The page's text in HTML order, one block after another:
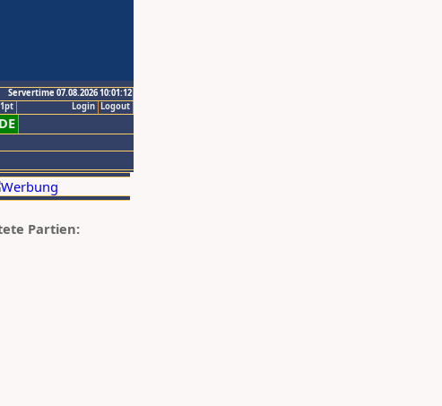
Servertime 07.08.2026 10:01:12
Logout
Login
Partien: